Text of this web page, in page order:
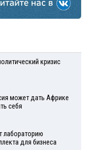
кризис
может дать Африке
себя
лабораторию
для бизнеса